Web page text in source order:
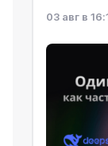
03 авг в